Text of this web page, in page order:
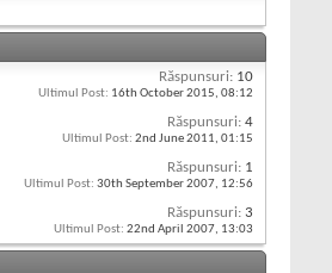
Răspunsuri: 10
Ultimul Post: 16th October 2015, 08:12
Răspunsuri: 4
Ultimul Post: 2nd June 2011, 01:15
Răspunsuri: 1
Ultimul Post: 30th September 2007, 12:56
Răspunsuri: 3
Ultimul Post: 22nd April 2007, 13:03